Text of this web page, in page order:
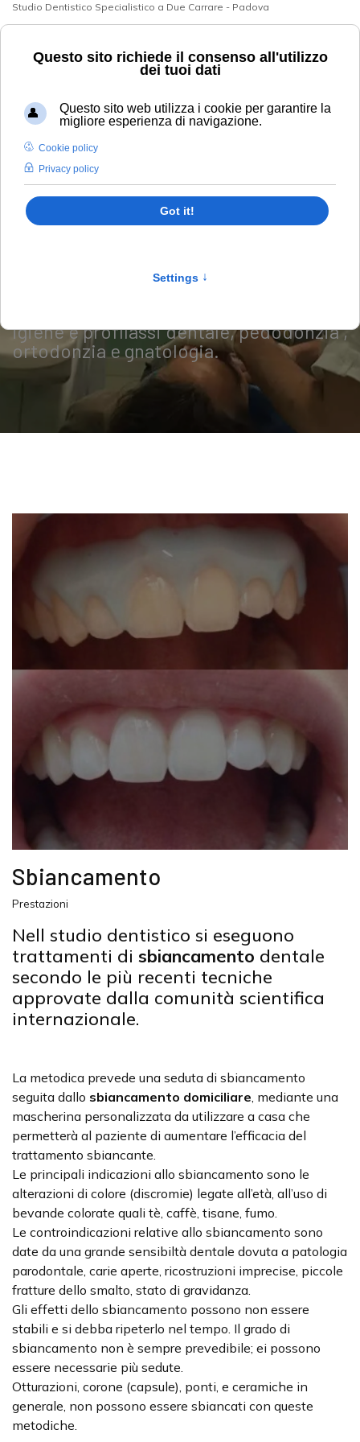
Studio Dentistico Specialistico a Due Carrare - Padova
Le Prestazioni
Lo studio dentistico è in grado di
conservativa, parodontologia, estetica
igiene e profilassi dentale, pedodonzia ,
ortodonzia e gnatologia.
Sbiancamento
Prestazioni
Nell studio dentistico si eseguono
trattamenti di sbiancamento dentale
secondo le più recenti tecniche
approvate dalla comunità scientifica
internazionale.
La metodica prevede una seduta di sbiancamento
seguita dallo sbiancamento domiciliare, mediante una
mascherina personalizzata da utilizzare a casa che
permetterà al paziente di aumentare l’efficacia del
trattamento sbiancante.
Le principali indicazioni allo sbiancamento sono le
alterazioni di colore (discromie) legate all’età, all’uso di
bevande colorate quali tè, caffè, tisane, fumo.
Le controindicazioni relative allo sbiancamento sono
date da una grande sensibiltà dentale dovuta a patologia
parodontale, carie aperte, ricostruzioni imprecise, piccole
fratture dello smalto, stato di gravidanza.
Gli effetti dello sbiancamento possono non essere
stabili e si debba ripeterlo nel tempo. Il grado di
sbiancamento non è sempre prevedibile; ei possono
essere necessarie più sedute.
Otturazioni, corone (capsule), ponti, e ceramiche in
generale, non possono essere sbiancati con queste
metodiche.